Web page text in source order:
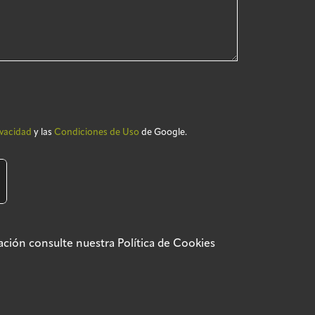
y las Condiciones de Uso de Google.
consulte nuestra Política de Cookies